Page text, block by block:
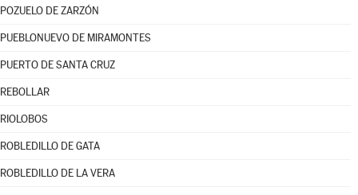
POZUELO DE ZARZÓN
PUEBLONUEVO DE MIRAMONTES
PUERTO DE SANTA CRUZ
REBOLLAR
RIOLOBOS
ROBLEDILLO DE GATA
ROBLEDILLO DE LA VERA